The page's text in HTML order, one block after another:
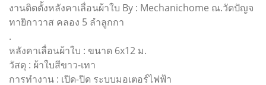
งานติดตั้งหลังคาเลื่อนผ้าใบ By : Mechanichome ณ.วัดปัญจ
ทายิกาวาส คลอง 5 ลำลูกกา
.
หลังคาเลื่อนผ้าใบ : ขนาด 6x12 ม.
วัสดุ : ผ้าใบสีขาว-เทา
การทำงาน : เปิด-ปิด ระบบมอเตอร์ไฟฟ้า